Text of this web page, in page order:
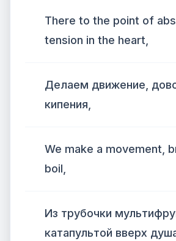
There to the point of
tension in the heart,
Делаем движение,
кипения,
We make a movement,
boil,
Из трубочки
катапультой вверх